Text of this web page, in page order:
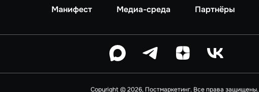
Манифест Медиа-среда Партнёры
Copyright © 2026, Постмаркетинг. Все права защищены.